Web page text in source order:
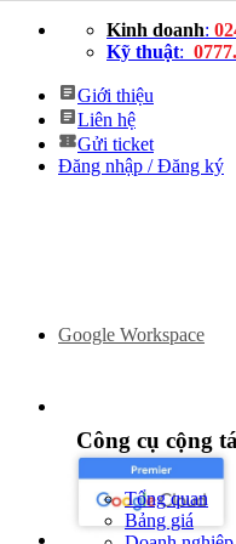
dung
Kinh doanh:
Kỹ thuật:
Giới thiệu
Liên hệ
Gửi ticket
Đăng nhập / Đăng ký
Google Workspace
Công cụ cộng
Tổng quan
Bảng giá